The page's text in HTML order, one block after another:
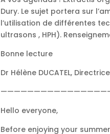
Dury. Le sujet portera sur
l’utilisation de différentes
ultrasons , HPH).
Bonne lecture
Dr Hélène DUCATEL,
Hello everyone,
Before enjoying your